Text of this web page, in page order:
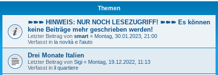
Themen
➽➽➽ HINWEIS: NUR NOCH LESEZUGRIFF! ➽➽➽ Es können
keine Beiträge mehr geschrieben werden!
Letzter Beitrag von smart « Montag, 30.01.2023, 21:00
Verfasst in la novità e l'aiuto
Drei Monate Italien
Letzter Beitrag von Sigi « Montag, 19.12.2022, 11:13
Verfasst in il quartiere